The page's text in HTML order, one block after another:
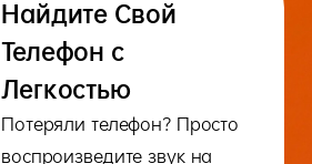
Найдите Свой
Телефон с
Легкостью
Потеряли телефон? Просто
воспроизведите звук на